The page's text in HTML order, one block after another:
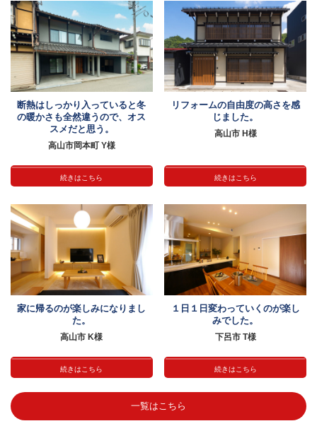
断熱はしっかり入っていると冬
の暖かさも全然違うので、オス
スメだと思う。
高山市岡本町 Y様
続きはこちら
リフォームの自由度の高さを感
じました。
高山市 H様
続きはこちら
家に帰るのが楽しみになりまし
た。
高山市 K様
続きはこちら
１日１日変わっていくのが楽し
みでした。
下呂市 T様
続きはこちら
一覧はこちら